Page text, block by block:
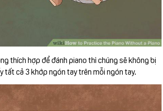
thích hợp để đánh piano thì chúng sẽ không bị
tất cả 3 khớp ngón tay trên mỗi ngón tay.